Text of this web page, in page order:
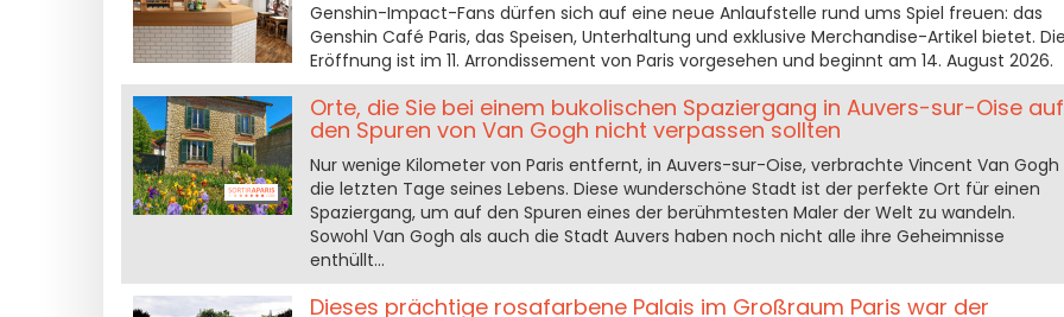
Genshin-Impact-Fans dürfen sich auf eine neue Anlaufstelle rund ums Spiel freuen: das
Genshin Café Paris, das Speisen, Unterhaltung und exklusive Merchandise-Artikel bietet.
Eröffnung ist im 11. Arrondissement von Paris vorgesehen und beginnt am 14. August 2026.
Orte, die Sie bei einem bukolischen Spaziergang in Auvers-sur-Oise auf
den Spuren von Van Gogh nicht verpassen sollten
Nur wenige Kilometer von Paris entfernt, in Auvers-sur-Oise, verbrachte Vincent Van Gogh
die letzten Tage seines Lebens. Diese wunderschöne Stadt ist der perfekte Ort für einen
Spaziergang, um auf den Spuren eines der berühmtesten Maler der Welt zu wandeln.
Sowohl Van Gogh als auch die Stadt Auvers haben noch nicht alle ihre Geheimnisse
enthüllt...
Dieses prächtige rosafarbene Palais im Großraum Paris war der